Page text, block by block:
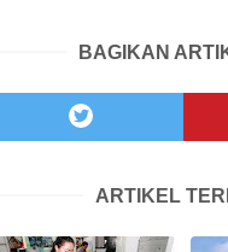
BAGIKAN
ARTIKEL